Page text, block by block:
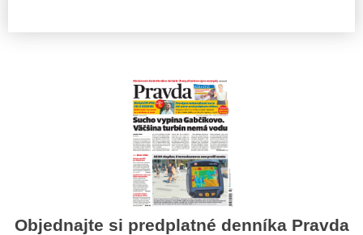
Objednajte si predplatné denníka Pravda